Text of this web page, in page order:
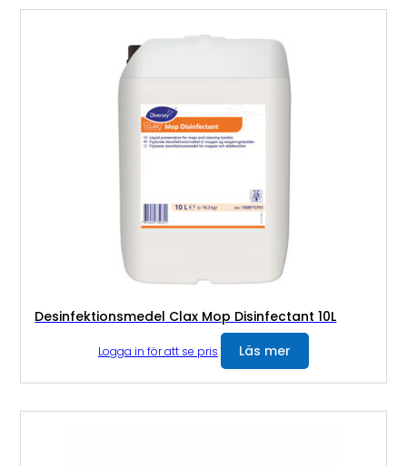
Desinfektionsmedel Clax Mop Disinfectant 10L
Logga in för att se pris Läs mer